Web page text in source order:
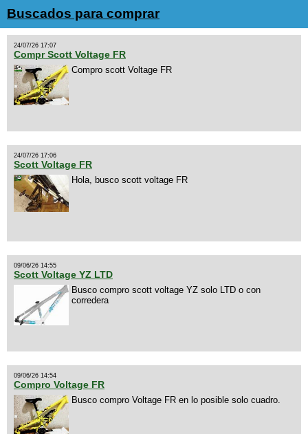
Buscados para comprar
24/07/26 17:07
Compr Scott Voltage FR
Compro scott Voltage FR
24/07/26 17:06
Scott Voltage FR
Hola, busco scott voltage FR
09/06/26 14:55
Scott Voltage YZ LTD
Busco compro scott voltage YZ solo LTD o con
corredera
09/06/26 14:54
Compro Voltage FR
Busco compro Voltage FR en lo posible solo cuadro.